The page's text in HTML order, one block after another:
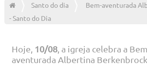
Santo do dia
Bem-aventurada
- Santo do Dia
Hoje, 10/08, a igreja celebra a
aventurada Albertina Berkenbrock